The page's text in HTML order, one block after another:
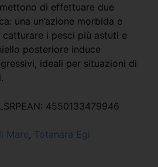
di effettuare due
una un’azione morbida e
i pesci più astuti e
posteriore induce
ideali per situazioni di
EAN: 4550133479946
Mare, Totanara Egi